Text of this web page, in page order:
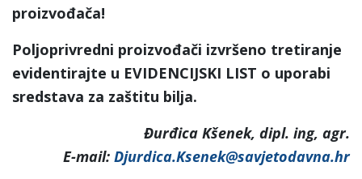
proizvođača!
Poljoprivredni proizvođači izvršeno tretiranje
evidentirajte u EVIDENCIJSKI LIST o uporabi
sredstava za zaštitu bilja.
Đurđica Kšenek, dipl. ing, agr.
E-mail: Djurdica.Ksenek@savjetodavna.hr